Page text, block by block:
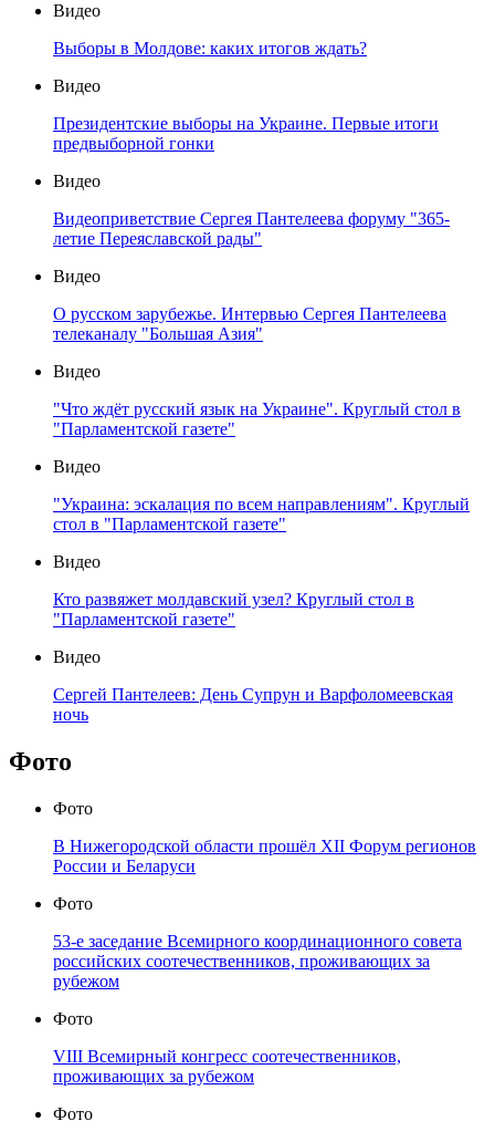
Видео
Выборы в Молдове: каких итогов ждать?
Видео
Президентские выборы на Украине. Первые итоги
предвыборной гонки
Видео
Видеоприветствие Сергея Пантелеева форуму "365-
летие Переяславской рады"
Видео
О русском зарубежье. Интервью Сергея Пантелеева
телеканалу "Большая Азия"
Видео
"Что ждёт русский язык на Украине". Круглый стол в
"Парламентской газете"
Видео
"Украина: эскалация по всем направлениям". Круглый
стол в "Парламентской газете"
Видео
Кто развяжет молдавский узел? Круглый стол в
"Парламентской газете"
Видео
Сергей Пантелеев: День Супрун и Варфоломеевская
ночь
Фото
Фото
В Нижегородской области прошёл XII Форум регионов
России и Беларуси
Фото
53-е заседание Всемирного координационного совета
российских соотечественников, проживающих за
рубежом
Фото
VIII Всемирный конгресс соотечественников,
проживающих за рубежом
Фото